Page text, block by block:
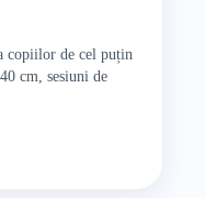
copiilor de cel puțin
cm, sesiuni de